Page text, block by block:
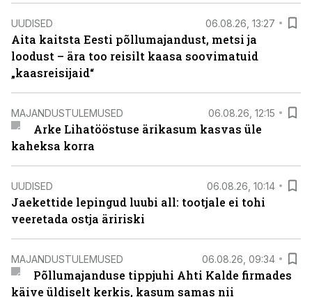
UUDISED 06.08.26, 13:27
Aita kaitsta Eesti põllumajandust, metsi ja
loodust – ära too reisilt kaasa soovimatuid
„kaasreisijaid“
MAJANDUSTULEMUSED 06.08.26, 12:15
Arke Lihatööstuse ärikasum kasvas üle
kaheksa korra
UUDISED 06.08.26, 10:14
Jaekettide lepingud luubi all: tootjale ei tohi
veeretada ostja äririski
MAJANDUSTULEMUSED 06.08.26, 09:34
Põllumajanduse tippjuhi Ahti Kalde firmades
käive üldiselt kerkis, kasum samas nii